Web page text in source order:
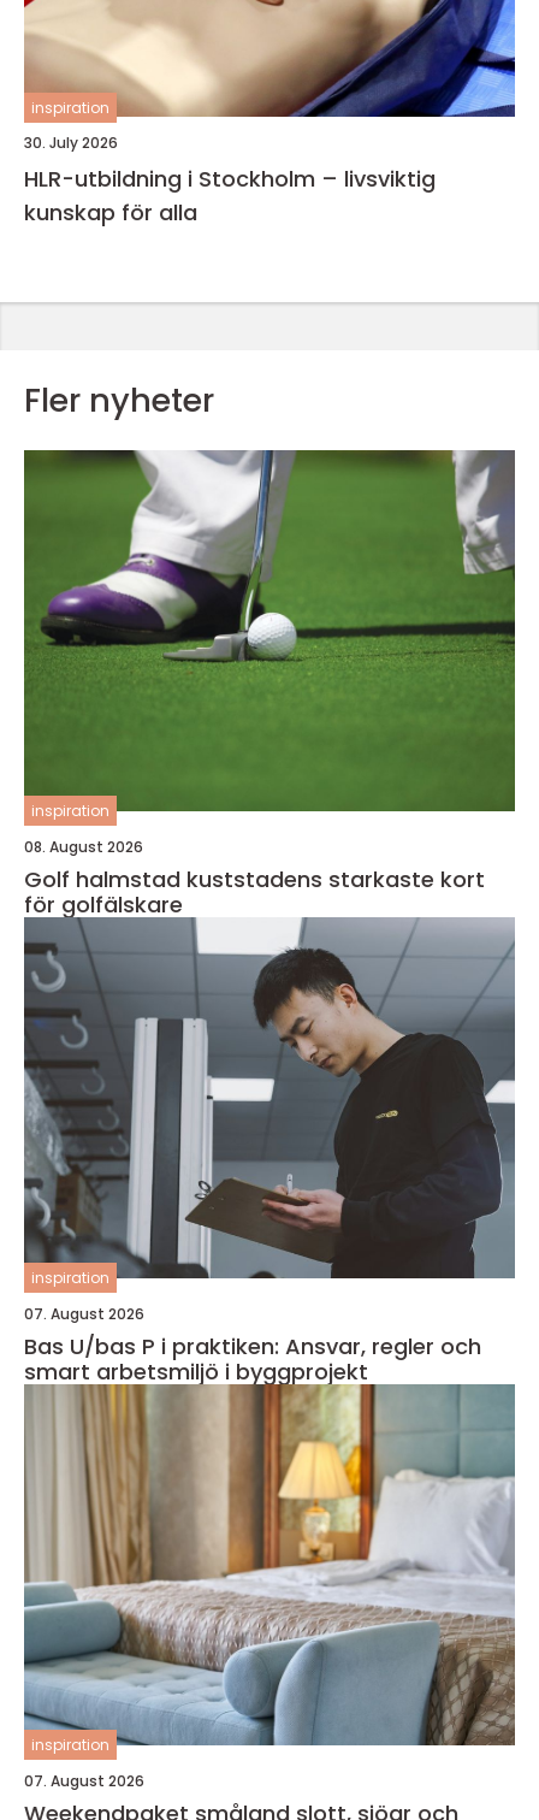
inspiration
30. July 2026
HLR-utbildning i Stockholm – livsviktig
kunskap för alla
Fler nyheter
inspiration
08. August 2026
Golf halmstad kuststadens starkaste kort
för golfälskare
inspiration
07. August 2026
Bas U/bas P i praktiken: Ansvar, regler och
smart arbetsmiljö i byggprojekt
inspiration
07. August 2026
Weekendpaket småland slott, sjöar och